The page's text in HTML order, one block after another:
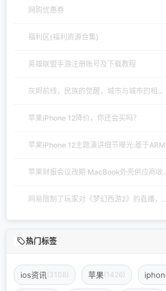
网购优惠券
福利区(福利资源合集)
英雄联盟手游注册账号及下载教程
灰烬前线，民族的觉醒，城市与城市的相...
苹果iPhone 12降价，你还会买吗？
苹果iPhone 12主题演讲细节曝光:基于
苹果财报会议改期 MacBook外壳供应商收
网易限制了玩家对《梦幻西游2》的直播，...
热门标签
ios资讯 (3108) 苹果(1426)